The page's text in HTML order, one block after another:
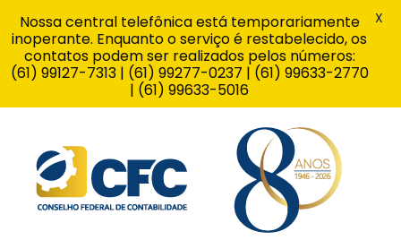
Nossa central telefônica está temporariamente
inoperante. Enquanto o serviço é restabelecido, os
contatos podem ser realizados pelos números:
(61) 99127-7313 | (61) 99277-0237 | (61) 99633-2770
| (61) 99633-5016
X